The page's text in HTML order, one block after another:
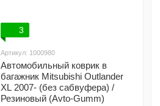
3
Артикул: 1000980
Автомобильный коврик в
багажник Mitsubishi Outlander
XL 2007- (без сабвуфера) /
Резиновый (Avto-Gumm)